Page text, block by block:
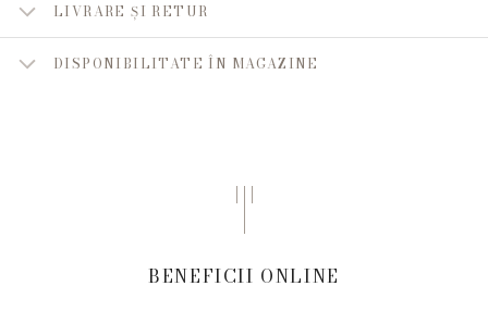
LIVRARE ȘI RETUR
DISPONIBILITATE ÎN MAGAZINE
BENEFICII ONLINE